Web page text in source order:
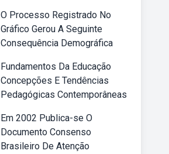
O Processo Registrado No
Gráfico Gerou A Seguinte
Consequência Demográfica
Fundamentos Da Educação
Concepções E Tendências
Pedagógicas Contemporâneas
Em 2002 Publica-se O
Documento Consenso
Brasileiro De Atenção